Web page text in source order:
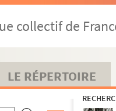
collectif de
LE RÉPERTOIRE
pratiques de piété pour la
abbayes de religieux et de
» : « Hic sunt
abbatum, a B. P. N.
reconnaissance par